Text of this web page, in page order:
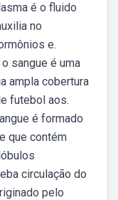
é o fluido
no
e.
sangue é uma
ampla cobertura
futebol aos.
é formado
que contém
circulação do
pelo